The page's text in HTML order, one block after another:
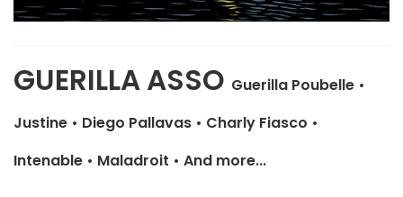
GUERILLA ASSO Guerilla Poubelle •
Justine • Diego Pallavas • Charly Fiasco •
Intenable • Maladroit • And more...